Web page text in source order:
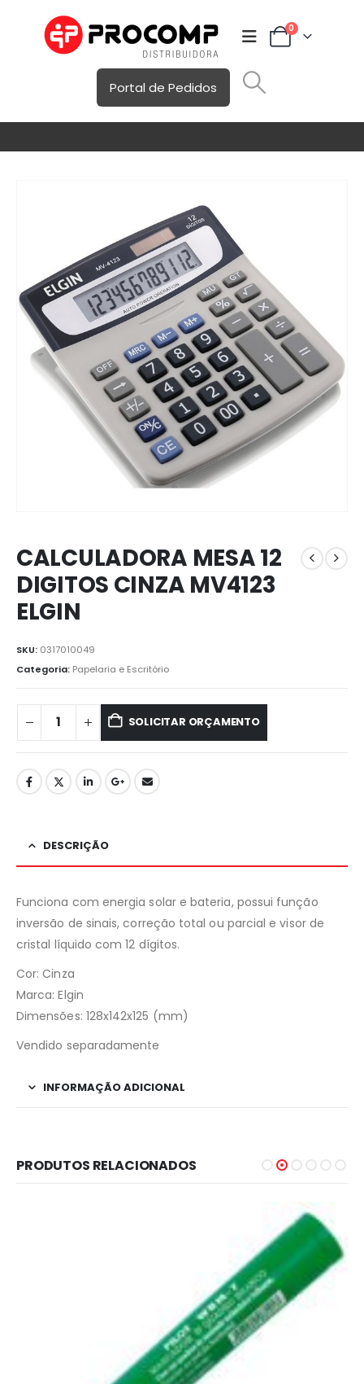
0
Portal de Pedidos
CALCULADORA MESA 12
DIGITOS CINZA MV4123
ELGIN
SKU: 0317010049
Categoria: Papelaria e Escritório
SOLICITAR ORÇAMENTO
DESCRIÇÃO
Funciona com energia solar e bateria, possui função
inversão de sinais, correção total ou parcial e visor de
cristal líquido com 12 dígitos.
Cor: Cinza
Marca: Elgin
Dimensões: 128x142x125 (mm)
Vendido separadamente
INFORMAÇÃO ADICIONAL
PRODUTOS RELACIONADOS